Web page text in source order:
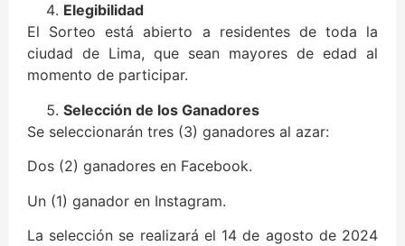
Elegibilidad
El Sorteo está abierto a residentes de toda la
ciudad de Lima, que sean mayores de edad al
momento de participar.
Selección de los Ganadores
Se seleccionarán tres (3) ganadores al azar:
Dos (2) ganadores en Facebook.
Un (1) ganador en Instagram.
La selección se realizará el 14 de agosto de 2024